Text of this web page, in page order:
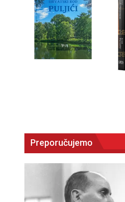
Preporučujemo